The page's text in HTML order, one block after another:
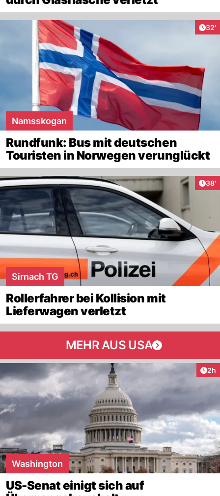
32'
Namsskogan
Rundfunk: Bus mit deutschen
Touristen in Norwegen verunglückt
38'
Sirnach TG
Rollerfahrer bei Kollision mit
Lieferwagen verletzt
MEHR AUS USA
2h
Washington
US-Senat einigt sich auf